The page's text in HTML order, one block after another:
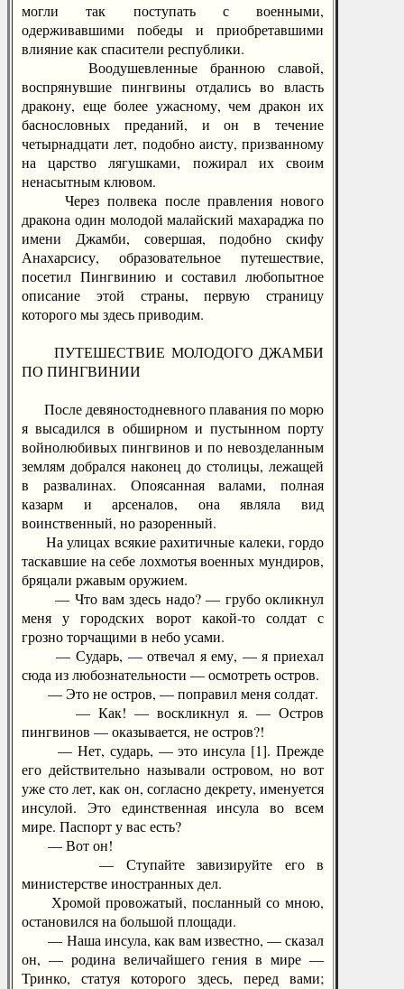
могли так поступать с военными,
одерживавшими победы и приобретавшими
влияние как спасители республики.
Воодушевленные бранною славой,
воспрянувшие пингвины отдались во власть
дракону, еще более ужасному, чем дракон их
баснословных преданий, и он в течение
четырнадцати лет, подобно аисту, призванному
на царство лягушками, пожирал их своим
ненасытным клювом.
Через полвека после правления нового
дракона один молодой малайский махараджа по
имени Джамби, совершая, подобно скифу
Анахарсису, образовательное путешествие,
посетил Пингвинию и составил любопытное
описание этой страны, первую страницу
которого мы здесь приводим.
ПУТЕШЕСТВИЕ МОЛОДОГО ДЖАМБИ
ПО ПИНГВИНИИ
После девяностодневного плавания по морю
я высадился в обширном и пустынном порту
войнолюбивых пингвинов и по невозделанным
землям добрался наконец до столицы, лежащей
в развалинах. Опоясанная валами, полная
казарм и арсеналов, она являла вид
воинственный, но разоренный.
На улицах всякие рахитичные калеки, гордо
таскавшие на себе лохмотья военных мундиров,
бряцали ржавым оружием.
— Что вам здесь надо? — грубо окликнул
меня у городских ворот какой-то солдат с
грозно торчащими в небо усами.
— Сударь, — отвечал я ему, — я приехал
сюда из любознательности — осмотреть остров.
— Это не остров, — поправил меня солдат.
— Как! — воскликнул я. — Остров
пингвинов — оказывается, не остров?!
— Нет, сударь, — это инсула [1]. Прежде
его действительно называли островом, но вот
уже сто лет, как он, согласно декрету, именуется
инсулой. Это единственная инсула во всем
мире. Паспорт у вас есть?
— Вот он!
— Ступайте завизируйте его в
министерстве иностранных дел.
Хромой провожатый, посланный со мною,
остановился на большой площади.
— Наша инсула, как вам известно, — сказал
он, — родина величайшего гения в мире —
Тринко, статуя которого здесь, перед вами;